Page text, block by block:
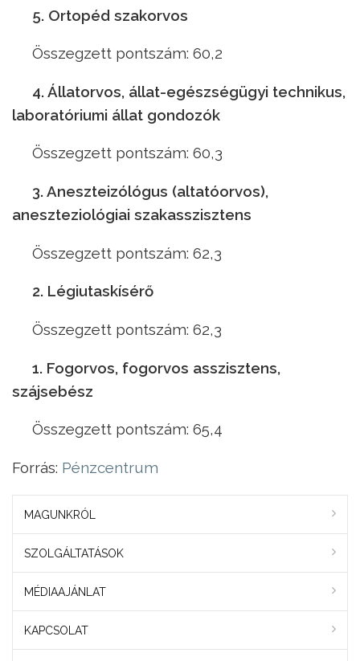
5. Ortopéd szakorvos
Összegzett pontszám: 60,2
4. Állatorvos, állat-egészségügyi technikus,
laboratóriumi állat gondozók
Összegzett pontszám: 60,3
3. Aneszteizólógus (altatóorvos),
aneszteziológiai szakasszisztens
Összegzett pontszám: 62,3
2. Légiutaskísérő
Összegzett pontszám: 62,3
1. Fogorvos, fogorvos asszisztens,
szájsebész
Összegzett pontszám: 65,4
Forrás: Pénzcentrum
MAGUNKRÓL
SZOLGÁLTATÁSOK
MÉDIAAJÁNLAT
KAPCSOLAT